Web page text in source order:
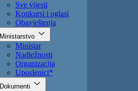
Sve vijesti
Konkursi i oglasi
Obavještenja
Ministarstvo
Ministar
Nadležnosti
Organizacija
Uposlenici*
Dokumenti